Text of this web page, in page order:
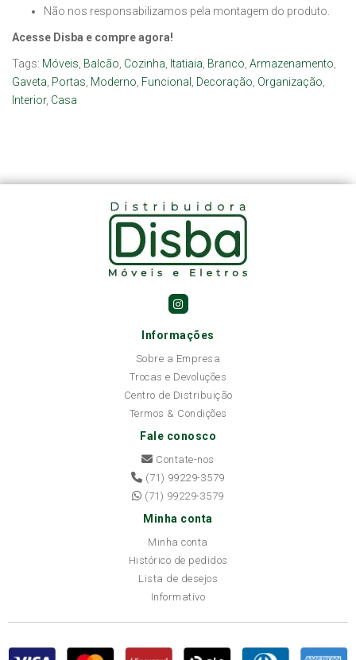
Não nos responsabilizamos pela montagem do produto.
Acesse Disba e compre agora!
Tags: Móveis Balcão Cozinha Itatiaia Branco Armazenamento
Gaveta Portas Moderno Funcional Decoração Organização
Interior, Casa
Informações
Sobre a Empresa
Trocas e Devoluções
Centro de Distribuição
Termos & Condições
Fale conosco
Contate-nos
(71) 99229-3579
(71) 99229-3579
Minha conta
Minha conta
Histórico de pedidos
Lista de desejos
Informativo